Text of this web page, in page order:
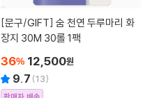
[문구/GIFT]
장지 30M 30롤 1팩
36% 12,500원
9.7 (13)